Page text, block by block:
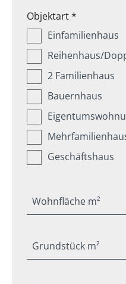
Objektart *
Einfamilienhaus
Reihenhaus/
2 Familienhaus
Bauernhaus
Geschäftshaus
Wohnfläche m²
Grundstück m²